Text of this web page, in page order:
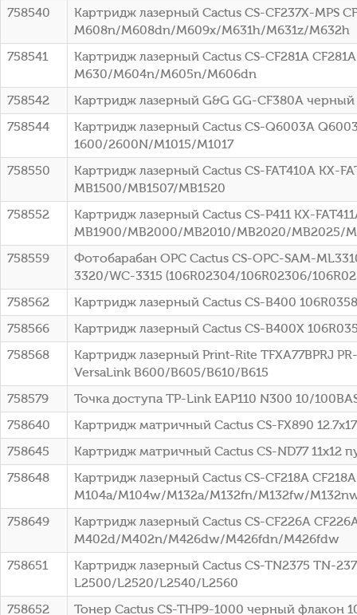
758540
Картридж лазерный Cactus CS-CF237X-MPS
M608n/M608dn/M609x/M631h/M631z/M632h
758541
Картридж лазерный Cactus CS-CF281A
M630/M604n/M605n/M606dn
758542
Картридж лазерный G&G GG-CF380A
758544
Картридж лазерный Cactus CS-Q6003A
1600/2600N/M1015/M1017
758550
Картридж лазерный Cactus CS-FAT410A KX-
MB1500/MB1507/MB1520
758552
Картридж лазерный Cactus CS-P411 KX-
MB1900/MB2000/MB2010/MB2020/MB2025/
758559
Фотобарабан OPC Cactus CS-OPC-SAM-
3320/WC-3315 (106R02304/106R02306/
758562
Картридж лазерный Cactus CS-B400
758566
Картридж лазерный Cactus CS-B400X
758568
Картридж лазерный Print-Rite TFXA77BPRJ
VersaLink B600/B605/B610/B615
758579
Точка доступа TP-Link EAP110 N300 10/
758640
Картридж матричный Cactus CS-FX890
758645
Картридж матричный Cactus CS-ND77 11x12
758648
Картридж лазерный Cactus CS-CF218A
M104a/M104w/M132a/M132fn/M132fw/
758649
Картридж лазерный Cactus CS-CF226A
M402d/M402n/M426dw/M426fdn/M426fdw
758651
Картридж лазерный Cactus CS-TN2375 TN-
L2500/L2520/L2540/L2560
758652
Тонер Cactus CS-THP9-1000 черный флакон